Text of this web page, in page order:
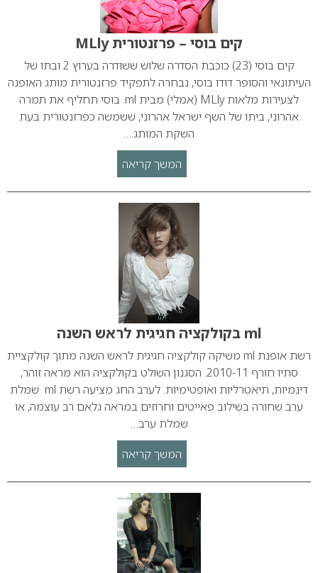
קים בוסי – פרזנטורית MLly
קים בוסי (23) כוכבת הסדרה שלוש ששודרה בערוץ 2 ובתו של
העיתונאי והסופר דודו בוסי, נבחרה לתפקיד פרזנטורית מותג האופנה
לצעירות מלאות MLly (אמלי) מבית ml. בוסי תחליף את תמרה
אהרוני, ביתו של השף ישראל אהרוני, ששמשה כפרזנטורית בעת
השקת המותג.…
המשך קריאה
ml בקולקציה חגיגית לראש השנה
רשת אופנת ml משיקה קולקציה חגיגית לראש השנה מתוך קולקציית
סתיו חורף 2010-11. הסגנון השולט בקולקציה הוא מראה זוהר,
דינמיות, תיאטרליות ואופטימיות. לערב החג מציעה רשת ml שמלת
ערב שחורה בשילוב פאייטים וחרוזים במראה גלאם רב עוצמה, או
שמלת ערב…
המשך קריאה